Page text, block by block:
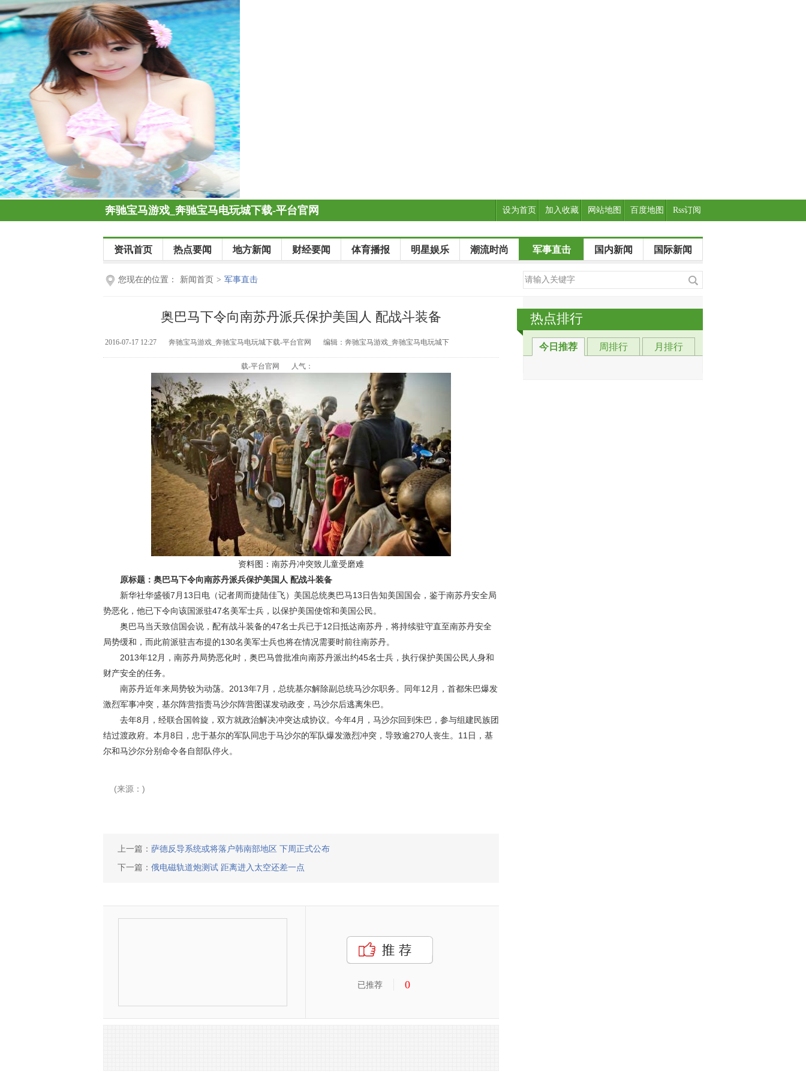
奔驰宝马游戏_奔驰宝马电玩城下载-平台官网 Rss订阅
百度地图
网站地图
加入收藏
设为首页
资讯首页 热点要闻 地方新闻 财经要闻 体育播报 明星娱乐 潮流时尚 军事直击 国内新闻 国际新闻
您现在的位置： 新闻首页 > 军事直击
奥巴马下令向南苏丹派兵保护美国人 配战斗装备
2016-07-17 12:27 奔驰宝马游戏_奔驰宝马电玩城下载-平台官网 编辑：奔驰宝马游戏_奔驰宝马电玩城下
载-平台官网 人气：
资料图：南苏丹冲突致儿童受磨难
原标题：奥巴马下令向南苏丹派兵保护美国人 配战斗装备
新华社华盛顿7月13日电（记者周而捷陆佳飞）美国总统奥巴马13日告知美国国会，鉴于南苏丹安全局
势恶化，他已下令向该国派驻47名美军士兵，以保护美国使馆和美国公民。
奥巴马当天致信国会说，配有战斗装备的47名士兵已于12日抵达南苏丹，将持续驻守直至南苏丹安全
局势缓和，而此前派驻吉布提的130名美军士兵也将在情况需要时前往南苏丹。
2013年12月，南苏丹局势恶化时，奥巴马曾批准向南苏丹派出约45名士兵，执行保护美国公民人身和
财产安全的任务。
南苏丹近年来局势较为动荡。2013年7月，总统基尔解除副总统马沙尔职务。同年12月，首都朱巴爆发
激烈军事冲突，基尔阵营指责马沙尔阵营图谋发动政变，马沙尔后逃离朱巴。
去年8月，经联合国斡旋，双方就政治解决冲突达成协议。今年4月，马沙尔回到朱巴，参与组建民族团
结过渡政府。本月8日，忠于基尔的军队同忠于马沙尔的军队爆发激烈冲突，导致逾270人丧生。11日，基
尔和马沙尔分别命令各自部队停火。
(来源：)
上一篇： 萨德反导系统或将落户韩南部地区 下周正式公布
下一篇： 俄电磁轨道炮测试 距离进入太空还差一点
已推荐 0
热点排行
今日推荐 周排行 月排行